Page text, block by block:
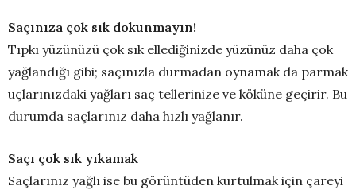
Saçınıza çok sık dokunmayın!
Tıpkı yüzünüzü çok sık ellediğinizde yüzünüz daha çok
yağlandığı gibi; saçınızla durmadan oynamak da parmak
uçlarınızdaki yağları saç tellerinize ve köküne geçirir. Bu
durumda saçlarınız daha hızlı yağlanır.
Saçı çok sık yıkamak
Saçlarınız yağlı ise bu görüntüden kurtulmak için çareyi